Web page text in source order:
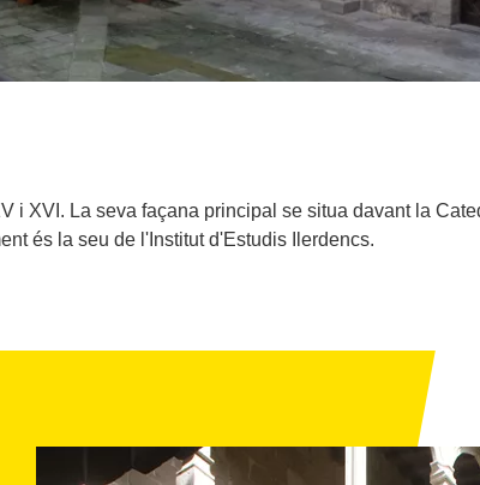
i XVI. La seva façana principal se situa davant la
és la seu de l'Institut d'Estudis Ilerdencs.